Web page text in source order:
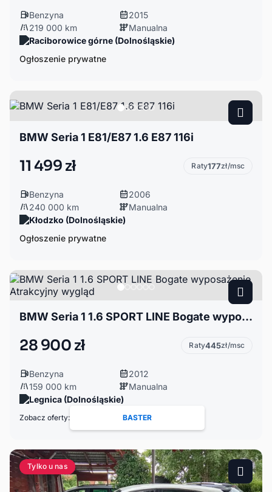
Benzyna
2015
219 000 km
Manualna
Raciborowice górne (Dolnośląskie)
Ogłoszenie prywatne
BMW Seria 1 E81/E87 1.6 E87 116i
11 499 zł Raty177zł/msc
Benzyna
2006
240 000 km
Manualna
Kłodzko (Dolnośląskie)
Ogłoszenie prywatne
BMW Seria 1 1.6 SPORT LINE Bogate wyposażenie Atrakcyjny wygląd
28 900 zł Raty445zł/msc
Benzyna
2012
159 000 km
Manualna
Legnica (Dolnośląskie)
Zobacz oferty: BASTER
Tylko u nas